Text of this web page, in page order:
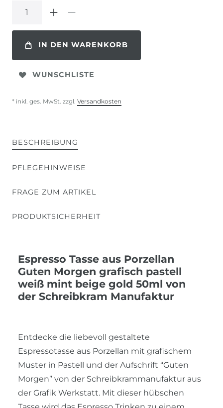
IN DEN WARENKORB
WUNSCHLISTE
* inkl. ges. MwSt. zzgl. Versandkosten
BESCHREIBUNG
PFLEGEHINWEISE
FRAGE ZUM ARTIKEL
PRODUKTSICHERHEIT
Espresso Tasse aus Porzellan
Guten Morgen grafisch pastell
weiß mint beige gold 50ml von
der Schreibkram Manufaktur
Entdecke die liebevoll gestaltete
Espressotasse aus Porzellan mit grafischem
Muster in Pastell und der Aufschrift “Guten
Morgen” von der Schreibkrammanufaktur aus
der Grafik Werkstatt. Mit dieser hübschen